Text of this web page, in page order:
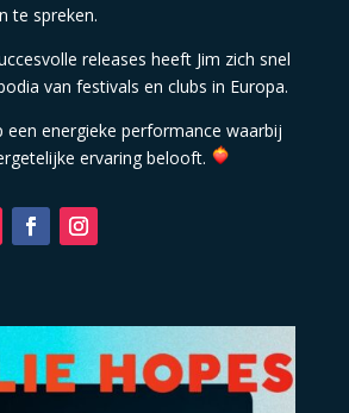
te spreken.
releases heeft Jim zich snel
van festivals en clubs in Europa.
een energieke performance waarbij
ervaring belooft.